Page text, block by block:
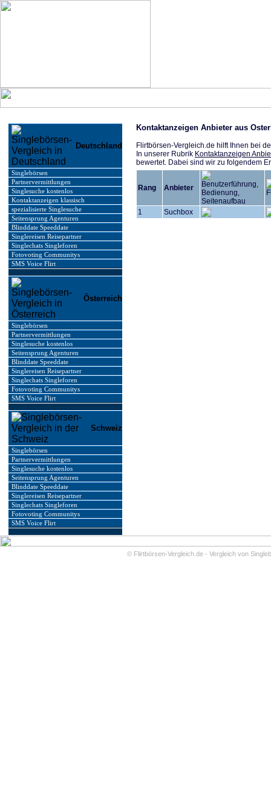
Deutschland
Singlebörsen
Partnervermittlungen
Singlesuche kostenlos
Kontaktanzeigen klassisch
spezialisierte Singlesuche
Seitensprung Agenturen
Blinddate Speeddate
Singlereisen Reisepartner
Singlechats Singleforen
Fotovoting Communitys
SMS Voice Flirt
Österreich
Singlebörsen
Partnervermittlungen
Singlesuche kostenlos
Seitensprung Agenturen
Blinddate Speeddate
Singlereisen Reisepartner
Singlechats Singleforen
Fotovoting Communitys
SMS Voice Flirt
Schweiz
Singlebörsen
Partnervermittlungen
Singlesuche kostenlos
Seitensprung Agenturen
Blinddate Speeddate
Singlereisen Reisepartner
Singlechats Singleforen
Fotovoting Communitys
SMS Voice Flirt
Kontaktanzeigen Anbieter aus
Flirtbörsen-Vergleich.de hilft Ihnen bei
In unserer Rubrik Kontaktanzeigen
bewertet. Dabei sind wir zu folgendem
Rang Anbieter
1 Suchbox
© Flirtbörsen-Vergleich.de - Vergleich von